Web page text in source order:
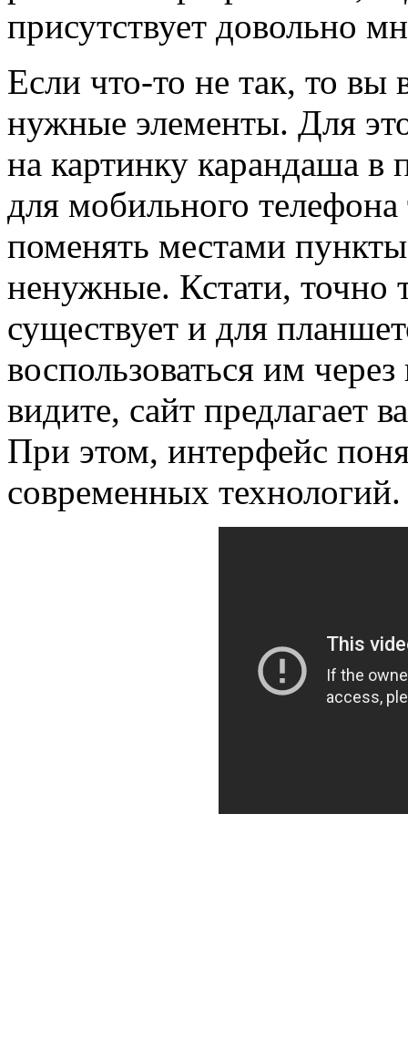
присутствует довольно
Если что-то не так, то вы
нужные элементы. Для
на картинку карандаша
для мобильного
поменять местами
ненужные. Кстати, точно
существует и для
воспользоваться им
видите, сайт предлагает
При этом, интерфейс
современных технологий.